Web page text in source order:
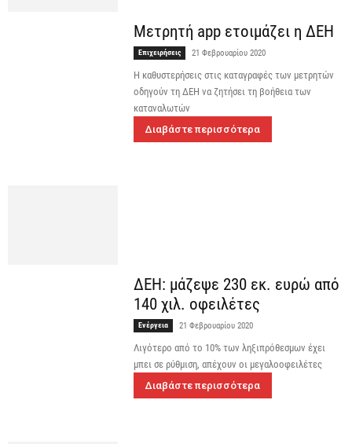
Μετρητή app ετοιμάζει η ΔΕΗ
Επιχειρήσεις 21 Φεβρουαρίου 2020
Η καθυστερήσεις στις καταγραφές των μετρητών
οδηγούν τη ΔΕΗ να ζητήσει τη βοήθεια των
καταναλωτών
Διαβάστε περισσότερα
ΔΕΗ: μάζεψε 230 εκ. ευρώ από
140 χιλ. οφειλέτες
Ενέργεια 21 Φεβρουαρίου 2020
Λιγότερο από το 10% των ληξιπρόθεσμων έχει
μπει σε ρύθμιση, απέχουν οι μεγαλοοφειλέτες
Διαβάστε περισσότερα